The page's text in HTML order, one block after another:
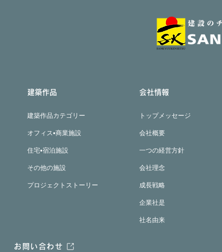
建築作品
建築作品カテゴリー
オフィス•商業施設
住宅•宿泊施設
その他の施設
プロジェクトストーリー
会社情報
トップメッセージ
会社概要
一つの経営方針
会社理念
成長戦略
企業社是
社名由来
お問い合わせ